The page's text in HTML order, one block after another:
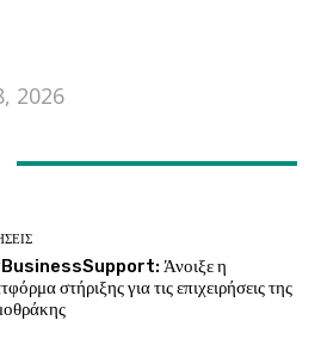
2026
Άνοιξε η
στήριξης για τις επιχειρήσεις της